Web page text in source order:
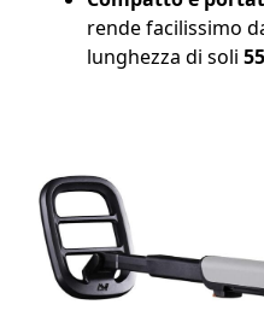
rende facilissimo
lunghezza di soli